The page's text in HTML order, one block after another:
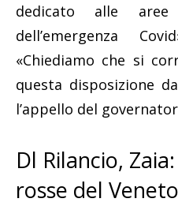
dedicato alle aree
dell’emergenza
«Chiediamo che si
questa disposizione
l’appello del
Dl Rilancio,
rosse del